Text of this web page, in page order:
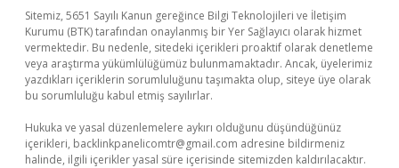
Sitemiz, 5651 Sayılı Kanun gereğince Bilgi Teknolojileri ve İletişim
Kurumu (BTK) tarafından onaylanmış bir Yer Sağlayıcı olarak hizmet
vermektedir. Bu nedenle, sitedeki içerikleri proaktif olarak denetleme
veya araştırma yükümlülüğümüz bulunmamaktadır. Ancak, üyelerimiz
yazdıkları içeriklerin sorumluluğunu taşımakta olup, siteye üye olarak
bu sorumluluğu kabul etmiş sayılırlar.
Hukuka ve yasal düzenlemelere aykırı olduğunu düşündüğünüz
içerikleri, backlinkpanelicomtr@gmail.com adresine bildirmeniz
halinde, ilgili içerikler yasal süre içerisinde sitemizden kaldırılacaktır.